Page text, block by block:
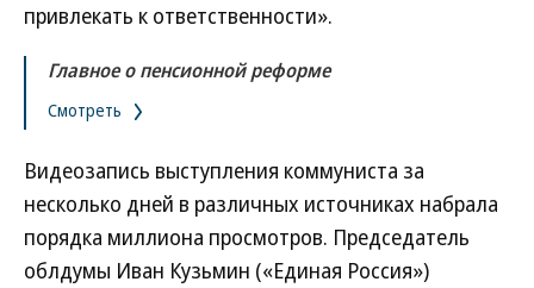
привлекать к ответственности».
Главное о пенсионной реформе
Смотреть
Видеозапись выступления коммуниста за
несколько дней в различных источниках набрала
порядка миллиона просмотров. Председатель
облдумы Иван Кузьмин («Единая Россия»)